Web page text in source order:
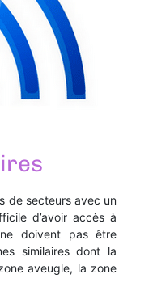
de secteurs avec un
d’avoir accès à
doivent pas être
similaires dont la
aveugle, la zone